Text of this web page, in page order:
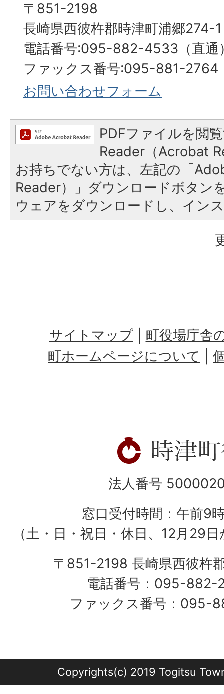
〒851-2198
長崎県西彼杵郡時津町浦郷274-1
電話番号:095-882-4533（直通
ファックス番号:095-881-2764
お問い合わせフォーム
PDFファイルを閲
Reader（Acrobat
お持ちでない方は、左記の「
Reader）」ダウンロードボタン
ウェアをダウンロードし、イン
サイトマップ
町役場庁舎
町ホームページについて
法人番号
窓口受付時間：午前9
（土・日・祝日・休日、12月29
〒851-2198 長崎県西彼杵
電話番号：095-
ファックス番号：095-
Copyrights(c) 2019 Togitsu